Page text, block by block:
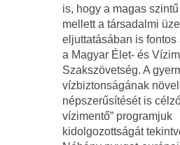
is, hogy a magas
mellett a társadalmi
eljuttatásában is fontos
a Magyar Élet- és
Szakszövetség. A
vízbiztonságának
népszerűsítését is
vízimentő” programjuk
kidolgozottságát